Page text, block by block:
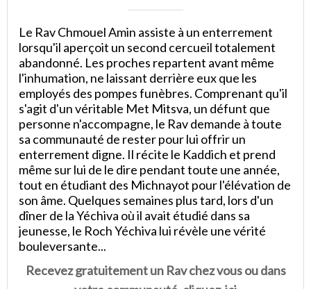
Le Rav Chmouel Amin assiste à un enterrement
lorsqu'il aperçoit un second cercueil totalement
abandonné. Les proches repartent avant même
l'inhumation, ne laissant derrière eux que les
employés des pompes funèbres. Comprenant qu'il
s'agit d'un véritable Met Mitsva, un défunt que
personne n'accompagne, le Rav demande à toute
sa communauté de rester pour lui offrir un
enterrement digne. Il récite le Kaddich et prend
même sur lui de le dire pendant toute une année,
tout en étudiant des Michnayot pour l'élévation de
son âme. Quelques semaines plus tard, lors d'un
dîner de la Yéchiva où il avait étudié dans sa
jeunesse, le Roch Yéchiva lui révèle une vérité
bouleversante...
Recevez gratuitement un Rav chez vous ou dans